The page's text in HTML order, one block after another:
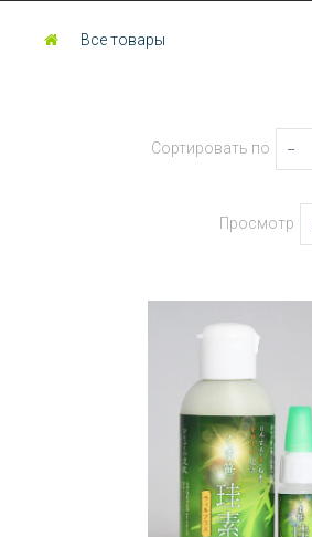
Все товары
Сортировать по --
Просмотр